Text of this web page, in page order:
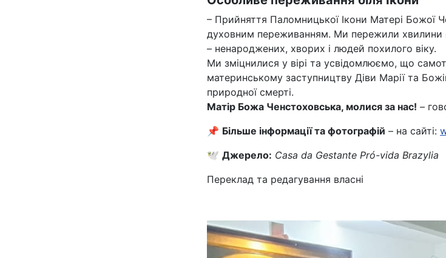
– Прийняття Паломницької Ікони Матері Божої
духовним переживанням. Ми пережили хвилини
– ненароджених, хворих і людей похилого віку.
Ми зміцнилися у вірі та усвідомлюємо, що
материнському заступництву Діви Марії та
природної смерті.
Матір Божа Ченстоховська, молися за нас! –
📌 Більше інформації та фотографій – на сайті:
🕊️ Джерело: Casa da Gestante Pró-vida Brazylia
Переклад та редагування власні